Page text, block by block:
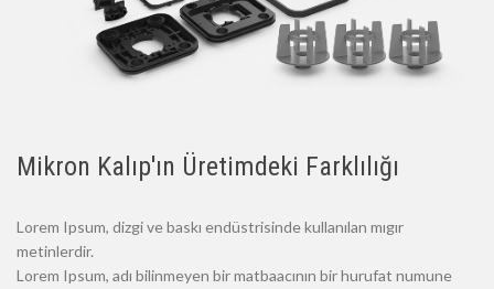
Mikron Kalıp'ın Üretimdeki Farklılığı
Lorem Ipsum, dizgi ve baskı endüstrisinde kullanılan mıgır
metinlerdir.
Lorem Ipsum, adı bilinmeyen bir matbaacının bir hurufat numune